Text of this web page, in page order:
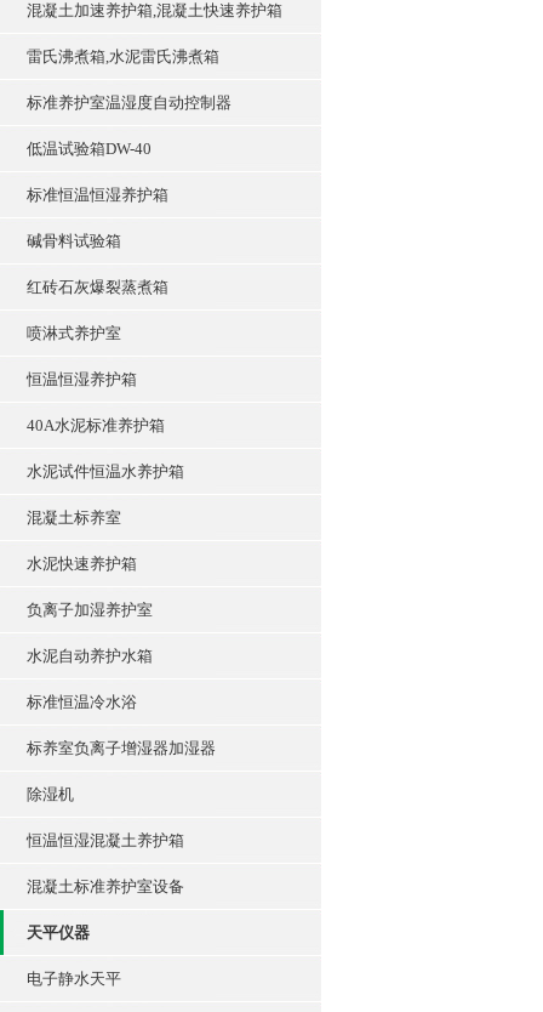
混凝土加速养护箱,混凝土快速养护箱
雷氏沸煮箱,水泥雷氏沸煮箱
标准养护室温湿度自动控制器
低温试验箱DW-40
标准恒温恒湿养护箱
碱骨料试验箱
红砖石灰爆裂蒸煮箱
喷淋式养护室
恒温恒湿养护箱
40A水泥标准养护箱
水泥试件恒温水养护箱
混凝土标养室
水泥快速养护箱
负离子加湿养护室
水泥自动养护水箱
标准恒温冷水浴
标养室负离子增湿器加湿器
除湿机
恒温恒湿混凝土养护箱
混凝土标准养护室设备
天平仪器
电子静水天平